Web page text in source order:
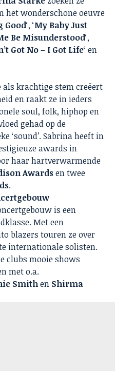
het wonderschone oeuvre
Good‘, ‘My Baby Just
Be Misunderstood‘,
Got No– I Got Life‘ en
krachtige stem creëert
en raakt ze in ieders
soul, folk, hiphop en
gehad op de
‘sound’. Sabrina heeft in
awards in
haar hartverwarmende
Awardsen twee
.
is een
Met een
blazers touren ze over
internationale solisten.
clubs mooie shows
met o.a.
Smithen Shirma